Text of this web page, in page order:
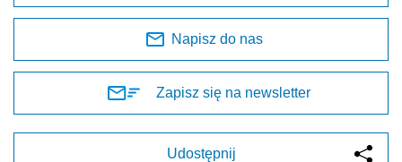
Napisz do nas
Zapisz się na newsletter
Udostępnij